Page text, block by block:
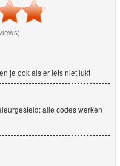
je ook als er iets niet lukt
alle codes werken